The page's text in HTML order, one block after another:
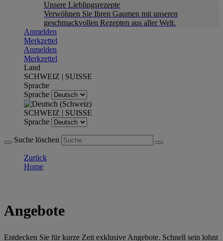
Unsere Lieblingsrezepte
Verwöhnen Sie Ihren Gaumen mit unseren
geschmackvollen Rezepten aus aller Welt.
Anmelden
Merkzettel
Anmelden
Merkzettel
Land
SCHWEIZ | SUISSE
Sprache
Sprache
SCHWEIZ | SUISSE
Sprache
Suche löschen
Zurück
Home
Angebote
Entdecken Sie für kurze Zeit exklusive Angebote. Schnell sein lohnt